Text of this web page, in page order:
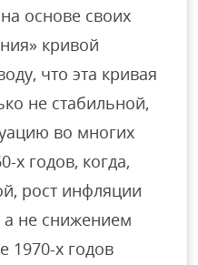
основе своих
кривой
что эта кривая
не стабильной,
во многих
х годов, когда,
рост инфляции
а не снижением
1970-х годов